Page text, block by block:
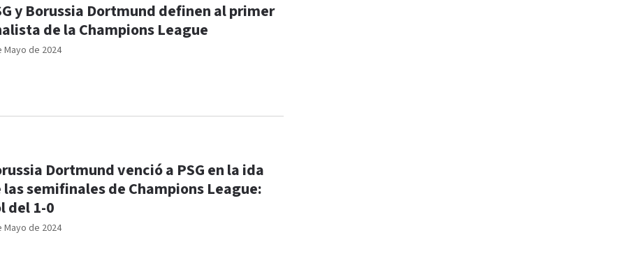
Mayo de 2024
y Borussia Dortmund definen al primer
de la Champions League
Mayo de 2024
Dortmund venció a PSG en la ida
las semifinales de Champions League:
del 1-0